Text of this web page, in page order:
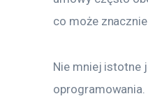
co może
Nie mniej istotne